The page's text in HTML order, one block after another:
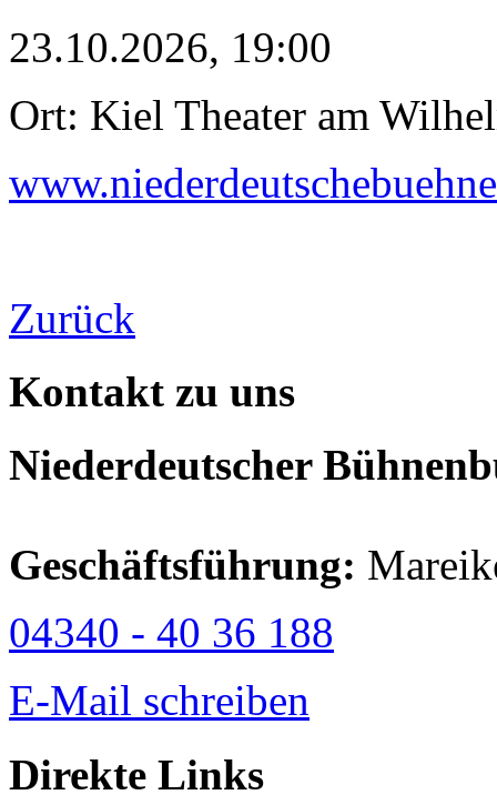
23.10.2026, 19:00
Ort: Kiel Theater am
Zurück
Kontakt zu uns
Niederdeutscher
Geschäftsführung:
04340 - 40 36 188
E-Mail schreiben
Direkte Links